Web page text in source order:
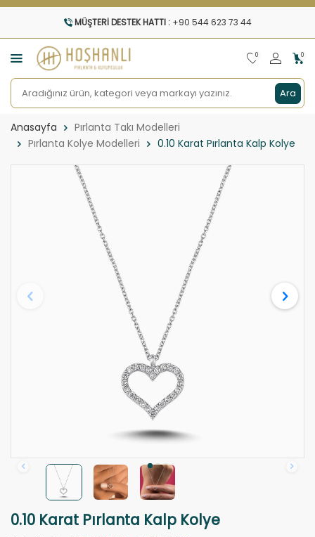
MÜŞTERI DESTEK HATTI : +90 544 623 73 44
Ara
0 0
Anasayfa
Pırlanta Takı Modelleri
Pırlanta Kolye Modelleri
0.10 Karat Pırlanta Kalp Kolye
0.10 Karat Pırlanta Kalp Kolye